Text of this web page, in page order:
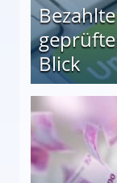
Blick
auf einen Blick